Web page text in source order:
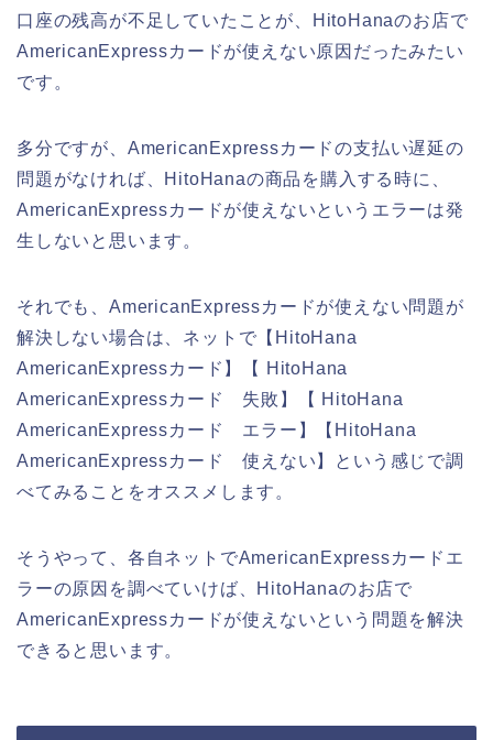
口座の残高が不足していたことが、HitoHanaのお店で
AmericanExpressカードが使えない原因だったみたい
です。
多分ですが、AmericanExpressカードの支払い遅延の
問題がなければ、HitoHanaの商品を購入する時に、
AmericanExpressカードが使えないというエラーは発
生しないと思います。
それでも、AmericanExpressカードが使えない問題が
解決しない場合は、ネットで【HitoHana
AmericanExpressカード】【 HitoHana
AmericanExpressカード 失敗】【 HitoHana
AmericanExpressカード エラー】【HitoHana
AmericanExpressカード 使えない】という感じで調
べてみることをオススメします。
そうやって、各自ネットでAmericanExpressカードエ
ラーの原因を調べていけば、HitoHanaのお店で
AmericanExpressカードが使えないという問題を解決
できると思います。